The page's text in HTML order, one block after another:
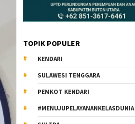
TOPIK POPULER
KENDARI
SULAWESI TENGGARA
PEMKOT KENDARI
#MENUJUPELAYANANKELASDUNIA